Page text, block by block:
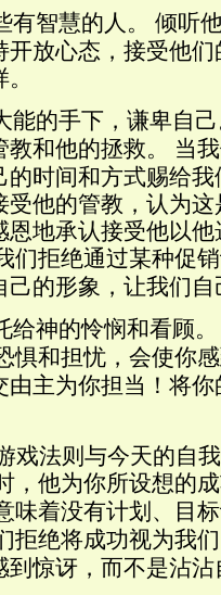
智慧的人。
倾听
开放心态，接受他
能的手下 ， 谦卑自
和他的拯救。
当
的时间和方式赐给
他的管教，认为
恩地承认接受他以他
们拒绝通过某种促
己的形象 ， 让我们自
神的怜悯和看顾。
惧和担忧， 会使你
由主为你担当！ 将你
戏法则 与今天的自
，他为你所设想的
味着没有计划、目
拒绝将成功视为我
到惊讶，而不是沾沾